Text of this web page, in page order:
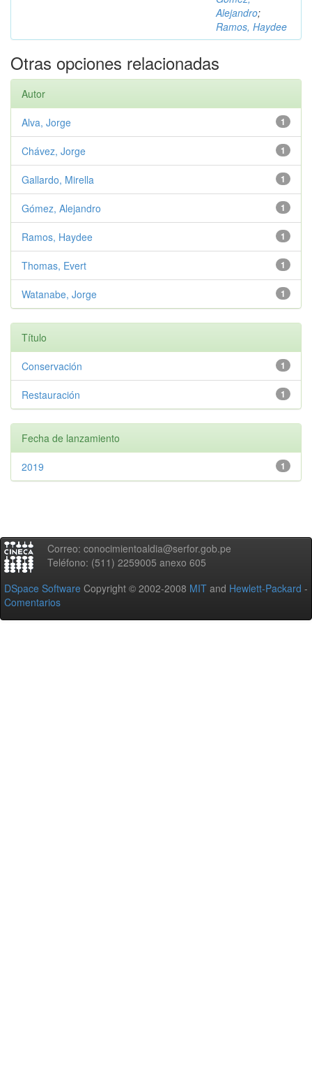
Alejandro;
Ramos, Haydee
Otras opciones relacionadas
Autor
1
Alva, Jorge
1
Chávez, Jorge
1
Gallardo, Mirella
1
Gómez, Alejandro
1
Ramos, Haydee
1
Thomas, Evert
1
Watanabe, Jorge
Título
1
Conservación
1
Restauración
Fecha de lanzamiento
1
2019
Correo: conocimientoaldia@serfor.gob.pe
Teléfono: (511) 2259005 anexo 605
DSpace Software Copyright © 2002-2008 MIT and Hewlett-Packard -
Comentarios